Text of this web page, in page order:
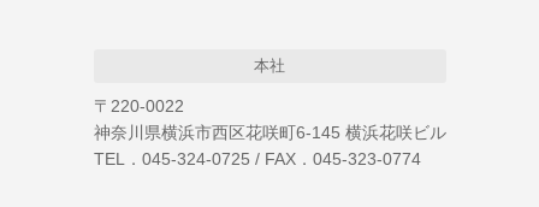
本社
〒220-0022
神奈川県横浜市西区花咲町6-145 横浜花咲ビル
TEL．045-324-0725 / FAX．045-323-0774